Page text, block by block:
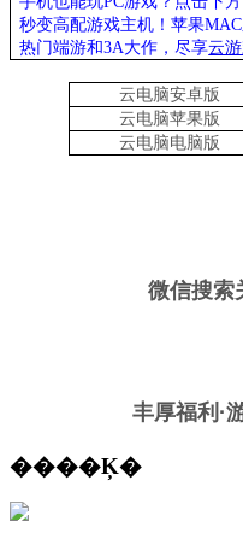
秒变高配游戏主机 ！苹果
热门端游和3A大作， 尽享云
云电脑安卓版
云电脑苹果版
云电脑电脑 版
微信搜索
丰厚福利 ·
����Ķ�